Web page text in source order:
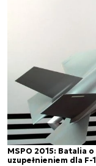
MSPO 2015: Batalia
uzupełnieniem dla F-